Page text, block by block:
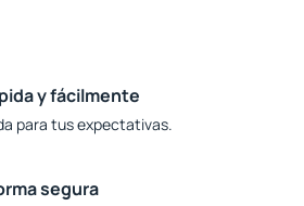
y fácilmente
para tus expectativas.
segura